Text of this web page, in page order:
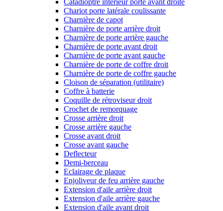
Catadioptre intérieur porte avant droite
Chariot porte latérale coulissante
Charnière de capot
Charnière de porte arrière droit
Charnière de porte arrière gauche
Charnière de porte avant droit
Charnière de porte avant gauche
Charnière de porte de coffre droit
Charnière de porte de coffre gauche
Cloison de séparation (utilitaire)
Coffre à batterie
Coquille de rétroviseur droit
Crochet de remorquage
Crosse arrière droit
Crosse arrière gauche
Crosse avant droit
Crosse avant gauche
Deflecteur
Demi-berceau
Eclairage de plaque
Enjoliveur de feu arrière gauche
Extension d'aile arrière droit
Extension d'aile arrière gauche
Extension d'aile avant droit